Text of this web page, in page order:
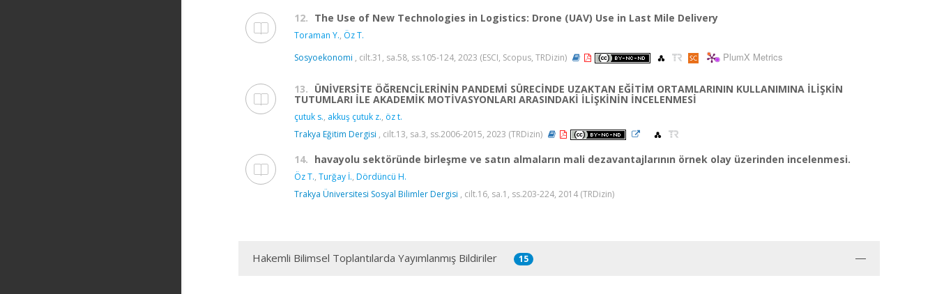
12. The Use of New Technologies in Logistics: Drone (UAV) Use in Last Mile Delivery
Toraman Y., Öz T.
Sosyoekonomi , cilt.31, sa.58, ss.105-124, 2023 (ESCI, Scopus, TRDizin) PlumX Metrics
13. ÜNİVERSİTE ÖĞRENCİLERİNİN PANDEMİ SÜRECİNDE UZAKTAN EĞİTİM ORTAMLARININ KULLANIMINA İLİŞKİN
TUTUMLARI İLE AKADEMİK MOTİVASYONLARI ARASINDAKİ İLİŞKİNİN İNCELENMESİ
çutuk s., akkuş çutuk z., öz t.
Trakya Eğitim Dergisi , cilt.13, sa.3, ss.2006-2015, 2023 (TRDizin)
14. havayolu sektöründe birleşme ve satın almaların mali dezavantajlarının örnek olay üzerinden incelenmesi.
Öz T., Turğay İ., Dördüncü H.
Trakya Üniversitesi Sosyal Bilimler Dergisi , cilt.16, sa.1, ss.203-224, 2014 (TRDizin)
Hakemli Bilimsel Toplantılarda Yayımlanmış Bildiriler 15